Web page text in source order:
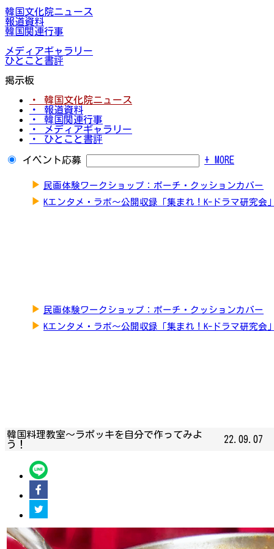
韓国文化院ニュース
報道資料
韓国関連行事
メディアギャラリー
ひとこと書評
掲示板
・ 韓国文化院ニュース
・ 報道資料
・ 韓国関連行事
・ メディアギャラリー
・ ひとこと書評
イベント応募 + MORE
▶ 民画体験ワークショップ：ポーチ・クッションカバー
▶ Kエンタメ・ラボ～公開収録「集まれ！K-ドラマ研究会
▶ 民画体験ワークショップ：ポーチ・クッションカバー
▶ Kエンタメ・ラボ～公開収録「集まれ！K-ドラマ研究会
韓国料理教室〜ラポッキを自分で作ってみよ
う！
22.09.07